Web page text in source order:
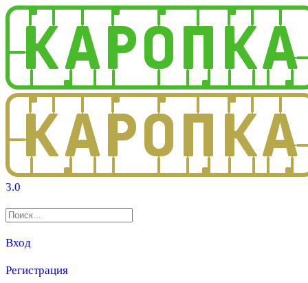
3.0
Вход
Регистрация